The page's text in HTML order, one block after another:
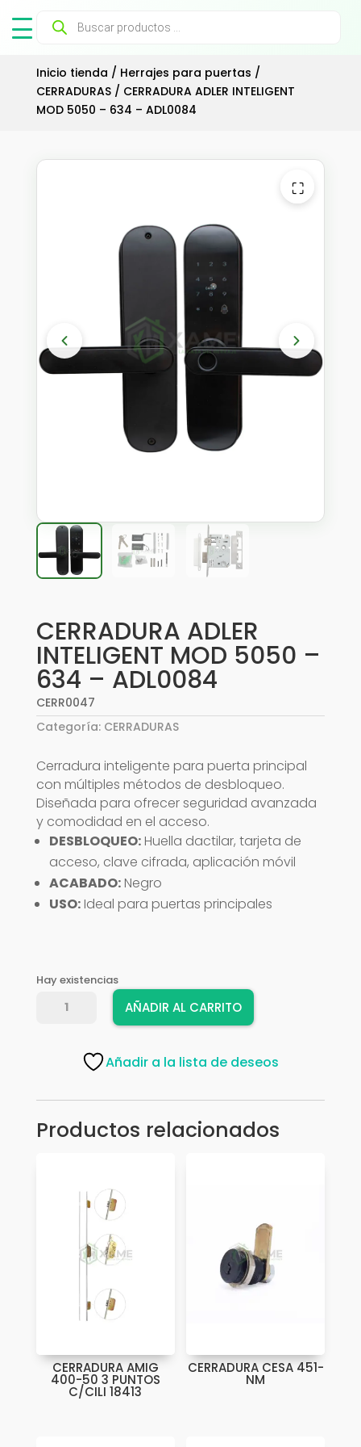
Búsqueda
productos
Inicio tienda / Herrajes para puertas /
CERRADURAS/ CERRADURA ADLER INTELIGENT
MOD 5050 – 634 – ADL0084
⛶
CERRADURA ADLER
INTELIGENT MOD 5050 –
634 – ADL0084
CERR0047
Categoría: CERRADURAS
Cerradura inteligente para puerta principal
con múltiples métodos de desbloqueo.
Diseñada para ofrecer seguridad avanzada
y comodidad en el acceso.
DESBLOQUEO:Huella dactilar, tarjeta de
acceso, clave cifrada, aplicación móvil
ACABADO:Negro
USO:Ideal para puertas principales
Hay existencias
CERRADURA
-
AÑADIR AL CARRITO
Añadir a la lista de deseos
Productos relacionados
CERRADURA AMIG
400-50 3 PUNTOS
C/CILI 18413
CERRADURA CESA 451-
NM